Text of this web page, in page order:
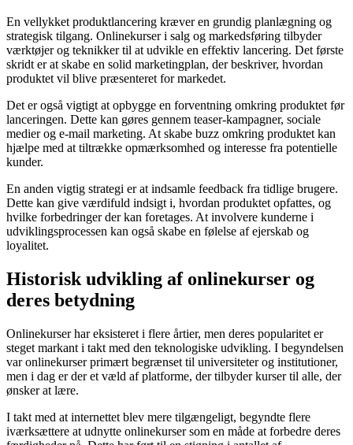
En vellykket produktlancering kræver en grundig planlægning og
strategisk tilgang. Onlinekurser i salg og markedsføring tilbyder
værktøjer og teknikker til at udvikle en effektiv lancering. Det første
skridt er at skabe en solid marketingplan, der beskriver, hvordan
produktet vil blive præsenteret for markedet.
Det er også vigtigt at opbygge en forventning omkring produktet før
lanceringen. Dette kan gøres gennem teaser-kampagner, sociale
medier og e-mail marketing. At skabe buzz omkring produktet kan
hjælpe med at tiltrække opmærksomhed og interesse fra potentielle
kunder.
En anden vigtig strategi er at indsamle feedback fra tidlige brugere.
Dette kan give værdifuld indsigt i, hvordan produktet opfattes, og
hvilke forbedringer der kan foretages. At involvere kunderne i
udviklingsprocessen kan også skabe en følelse af ejerskab og
loyalitet.
Historisk udvikling af onlinekurser og
deres betydning
Onlinekurser har eksisteret i flere årtier, men deres popularitet er
steget markant i takt med den teknologiske udvikling. I begyndelsen
var onlinekurser primært begrænset til universiteter og institutioner,
men i dag er der et væld af platforme, der tilbyder kurser til alle, der
ønsker at lære.
I takt med at internettet blev mere tilgængeligt, begyndte flere
iværksættere at udnytte onlinekurser som en måde at forbedre deres